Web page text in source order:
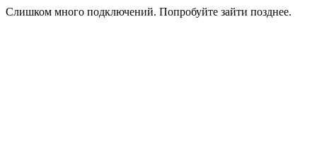
Слишком много подключений. Попробуйте зайти позднее.